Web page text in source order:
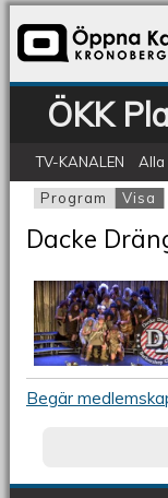
ÖKK
TV-KANALEN Alla
Primära
Program Visa
Dacke
30-
Begär